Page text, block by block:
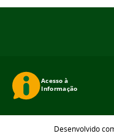
Desenvolvido